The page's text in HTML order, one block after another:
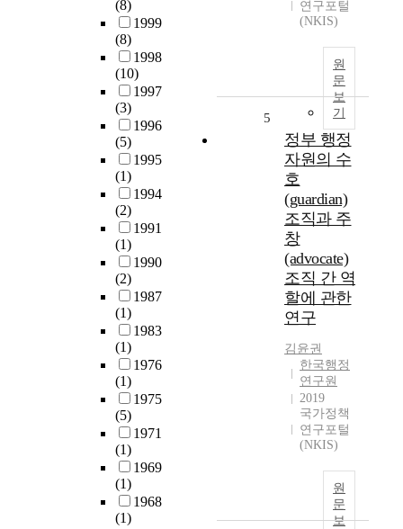
(8)
1999
(8)
1998
(10)
1997
(3)
1996
(5)
1995
(1)
1994
(2)
1991
(1)
1990
(2)
1987
(1)
1983
(1)
1976
(1)
1975
(5)
1971
(1)
1969
(1)
1968
(1)
연구포털
(NKIS)
원
문
보
기
5
정부 행정
자원의 수
호
(guardian)
조직과 주
창
(advocate)
조직 간 역
할에 관한
연구
김윤권
한국행정
연구원
2019
국가정책
연구포털
(NKIS)
원
문
보